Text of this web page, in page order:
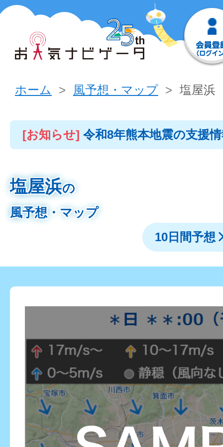
ホーム 風予想・マップ 塩屋浜
[お知らせ] 令和8年熊本地震の支援
塩屋浜の
風予想・マップ
10日間予想